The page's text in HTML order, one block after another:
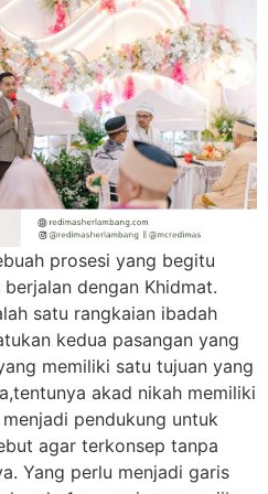
prosesi yang begitu
dengan Khidmat.
satu rangkaian ibadah
kedua pasangan yang
memiliki satu tujuan yang
akad nikah memiliki
pendukung untuk
agar terkonsep tanpa
Yang perlu menjadi garis